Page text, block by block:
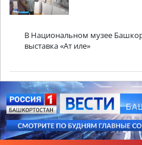
В Национальном музее
выставка «Ат иле»